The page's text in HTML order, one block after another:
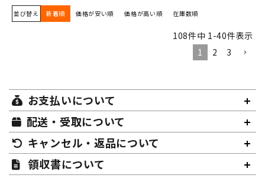
並び替え 新着順 価格が安い順 価格が高い順 在庫数順
108件中 1 -40件表示
1
2 3
お支払いについて
配送・受取について
キャンセル・返品について
領収書について